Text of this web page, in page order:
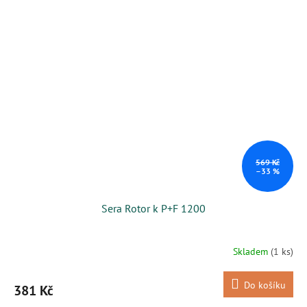
569 Kč
–33 %
Sera Rotor k P+F 1200
Skladem (1 ks)
381 Kč Do košíku